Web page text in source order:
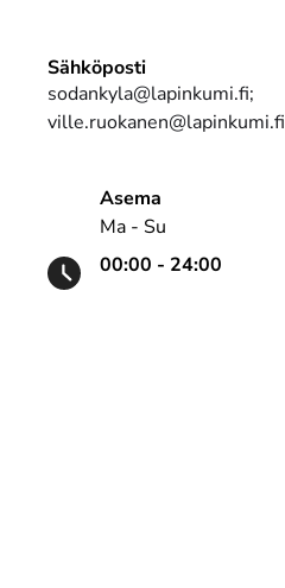
Sähköposti
sodankyla@lapinkumi.fi;
ville.ruokanen@lapinkumi.fi
Asema
Ma - Su
00:00 - 24:00